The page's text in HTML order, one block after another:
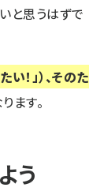
と思うはずで
！」）、そのた
ます。
う